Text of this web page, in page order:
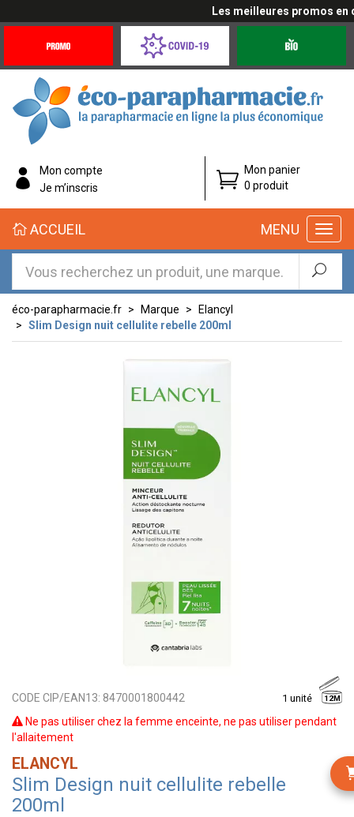
Les meilleures promos en
Offres
Coronavirus
éco-
parapharmacie.fr
éco-
parapharmacie.fr
Mon compte
Je m’inscris
Mon panier
0 produit
MENU
ACCUEIL
éco-parapharmacie.fr Marque
Elancyl
Slim Design nuit cellulite rebelle 200ml
CODE CIP/EAN13: 8470001800442 1 unité 12M
Ne pas utiliser chez la femme enceinte, ne pas utiliser pendant
l'allaitement
ELANCYL
Slim Design nuit cellulite rebelle
200ml